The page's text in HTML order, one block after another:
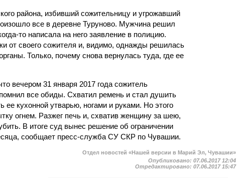
района, избивший сожительницу и угрожавший
все в деревне Туруново. Мужчина решил
то написала на него заявление в полицию.
от своего сожителя и, видимо, однажды решилась
Только, почему снова вернулась туда, где ее
вечером 31 января 2017 года сожитель
все обиды. Схватил ремень и стал душить
ее кухонной утварью, ногами и руками. Но этого
огнем. Разжег печь и, схватив женщину за шею,
В итоге суд вынес решение об ограничении
сообщает пресс-служба СУ СКР по Чувашии.
Отдел новостей «Нашей версии в Марий Эл, Чувашии»
Опубликовано:07.06.2017 12:04
Отредактировано:07.06.2017 15:47